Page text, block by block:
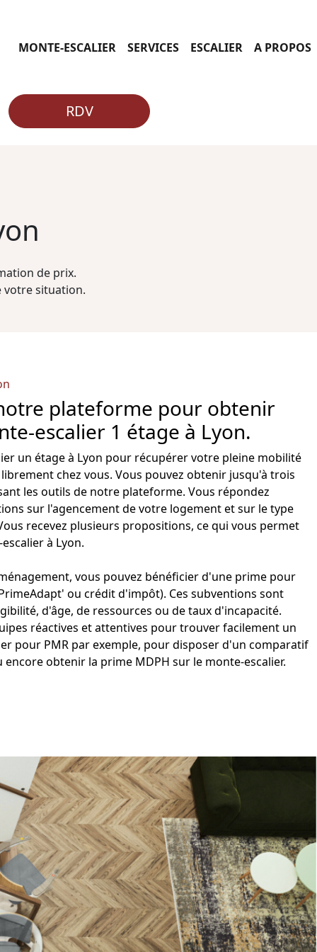
MONTE-ESCALIER SERVICES ESCALIER A PROPOS
RDV
de prix.
votre situation.
plateforme pour obtenir
escalier 1 étage à Lyon.
un étage à Lyon pour récupérer votre pleine mobilité
chez vous. Vous pouvez obtenir jusqu'à trois
les outils de notre plateforme. Vous répondez
sur l'agencement de votre logement et sur le type
recevez plusieurs propositions, ce qui vous permet
à Lyon.
vous pouvez bénéficier d'une prime pour
ou crédit d'impôt). Ces subventions sont
d'âge, de ressources ou de taux d'incapacité.
réactives et attentives pour trouver facilement un
pour PMR par exemple, pour disposer d'un comparatif
encore obtenir la prime MDPH sur le monte-escalier.